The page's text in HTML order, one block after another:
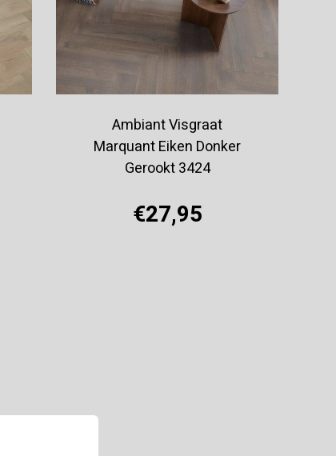
Ambiant Visgraat
Marquant Eiken Donker
Gerookt 3424
€27,95